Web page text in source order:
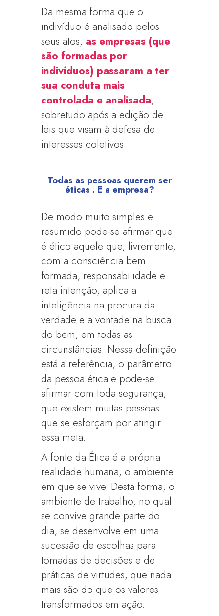
Da mesma forma que o
indivíduo é analisado pelos
seus atos, as empresas (que
são formadas por
indivíduos) passaram a ter
sua conduta mais
controlada e analisada,
sobretudo após a edição de
leis que visam à defesa de
interesses coletivos.
Todas as pessoas querem ser
éticas . E a empresa?
De modo muito simples e
resumido pode-se afirmar que
é ético aquele que, livremente,
com a consciência bem
formada, responsabilidade e
reta intenção, aplica a
inteligência na procura da
verdade e a vontade na busca
do bem, em todas as
circunstâncias. Nessa definição
está a referência, o parâmetro
da pessoa ética e pode-se
afirmar com toda segurança,
que existem muitas pessoas
que se esforçam por atingir
essa meta.
A fonte da Ética é a própria
realidade humana, o ambiente
em que se vive. Desta forma, o
ambiente de trabalho, no qual
se convive grande parte do
dia, se desenvolve em uma
sucessão de escolhas para
tomadas de decisões e de
práticas de virtudes, que nada
mais são do que os valores
transformados em ação.